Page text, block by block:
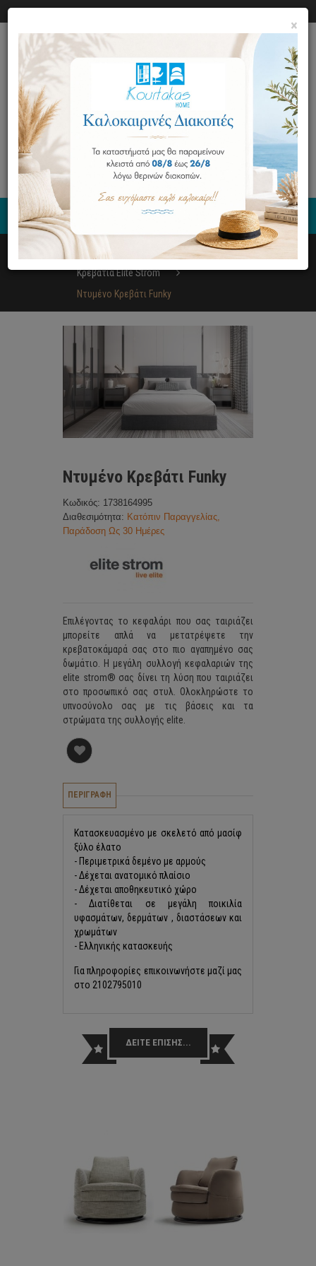
0
Κρεβατοκάμαρα
Κρεβάτια Elite Strom
Ντυμένο Κρεβάτι Funky
Ντυμένο Κρεβάτι Funky
Κωδικός: 1738164995
Διαθεσιμότητα: Κατόπιν Παραγγελίας,
Παράδοση Ως 30 Ημέρες
Επιλέγοντας το κεφαλάρι που σας ταιριάζει
μπορείτε απλά να μετατρέψετε την
κρεβατοκάμαρά σας στο πιο αγαπημένο σας
δωμάτιο. Η μεγάλη συλλογή κεφαλαριών της
elite strom® σας δίνει τη λύση που ταιριάζει
στο προσωπικό σας στυλ. Ολοκληρώστε το
υπνοσύνολο σας με τις βάσεις και τα
στρώματα της συλλογής elite.
ΠΕΡΙΓΡΑΦΗ
Κατασκευασμένo με σκελετό από μασίφ
ξύλο έλατο
- Περιμετρικά δεμένο με αρμούς
- Δέχεται ανατομικό πλαίσιο
- Δέχεται αποθηκευτικό χώρο
- Διατίθεται σε μεγάλη ποικιλία
υφασμάτων, δερμάτων , διαστάσεων και
χρωμάτων
- Ελληνικής κατασκευής
Για πληροφορίες επικοινωνήστε μαζί μας
στο 2102795010
ΔΕΙΤΕ ΕΠΙΣΗΣ...
×